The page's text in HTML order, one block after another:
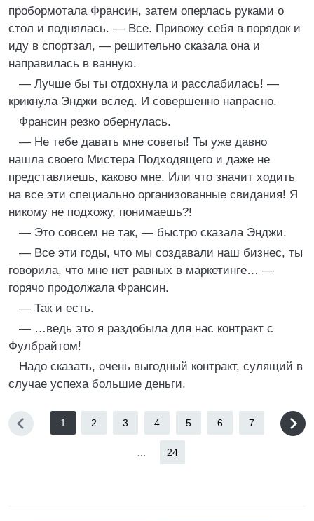
пробормотала Франсин, затем оперлась руками о
стол и поднялась. — Все. Привожу себя в порядок и
иду в спортзал, — решительно сказала она и
направилась в ванную.
— Лучше бы ты отдохнула и расслабилась! —
крикнула Энджи вслед. И совершенно напрасно.
Франсин резко обернулась.
— Не тебе давать мне советы! Ты уже давно
нашла своего Мистера Подходящего и даже не
представляешь, каково мне. Или что значит ходить
на все эти специально организованные свидания! Я
никому не подхожу, понимаешь?!
— Это совсем не так, — быстро сказала Энджи.
— Все эти годы, что мы создавали наш бизнес, ты
говорила, что мне нет равных в маркетинге… —
горячо продолжала Франсин.
— Так и есть.
— …ведь это я раздобыла для нас контракт с
Фулбрайтом!
Надо сказать, очень выгодный контракт, сулящий в
случае успеха большие деньги.
1 2 3 4 5 6 7
24